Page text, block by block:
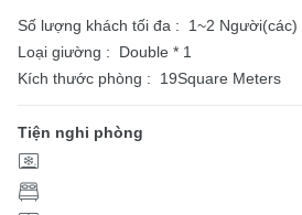
Số lượng khách tối đa :
1~2 Người(các)
Loại giường :
Double * 1
Kích thước phòng :
19Square Meters
Tiện nghi phòng